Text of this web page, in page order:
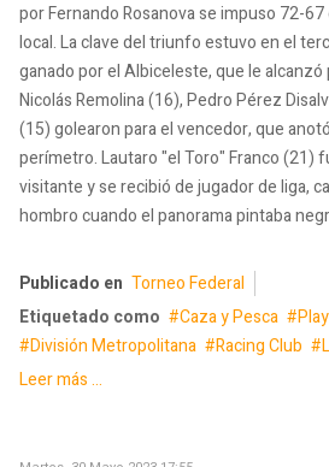
por Fernando Rosanova se impuso 72-
local. La clave del triunfo estuvo en el
ganado por el Albiceleste, que le alcanzó
Nicolás Remolina (16), Pedro Pérez
(15) golearon para el vencedor, que
perímetro. Lautaro "el Toro" Franco (21)
visitante y se recibió de jugador de liga,
hombro cuando el panorama pintaba
Publicado en Torneo Federal
Etiquetado como
Caza y Pesca
División Metropolitana
Racing Club
Leer más ...